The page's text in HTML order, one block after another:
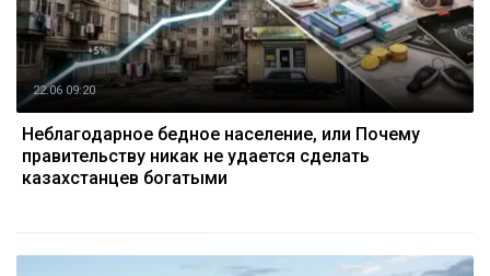
22.06 09:20
Неблагодарное бедное население, или Почему
правительству никак не удается сделать
казахстанцев богатыми